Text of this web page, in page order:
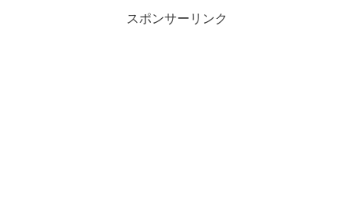
スポンサーリンク